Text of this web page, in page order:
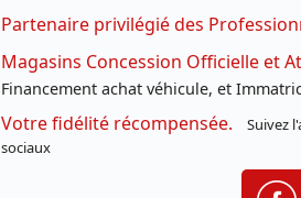
Partenaire privilégié des
Magasins Concession Officielle et
Financement achat véhicule, et
Votre fidélité récompensée.
Suivez
sociaux